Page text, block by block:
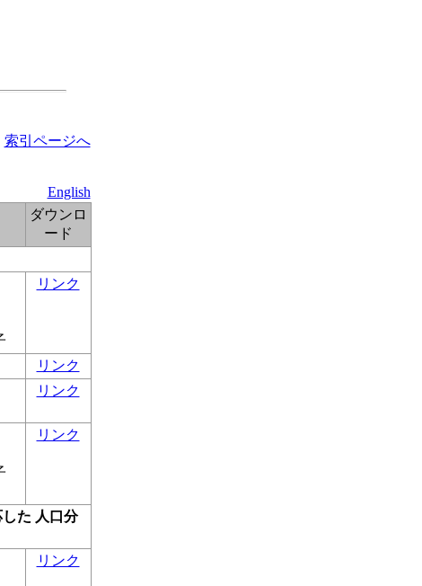
索引ページへ
English
ダウンロ
ード
リンク
リンク
リンク
リンク
た 人口分
リンク